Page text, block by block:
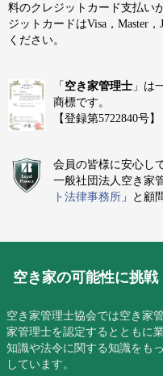
料のクレジットカード支払い
ジットカードはVisa，Master
ください。
「 空き家管理士 」は
商標です。
【登録第5722840号】
会員の皆様に安心し
一般社団法人空き家
ト法律事務所 」と顧
空き家の可能性に挑戦
空き家管理士協会では空き家
家管理士を認定するとともに
知識や法令に関する知識をも
しています。